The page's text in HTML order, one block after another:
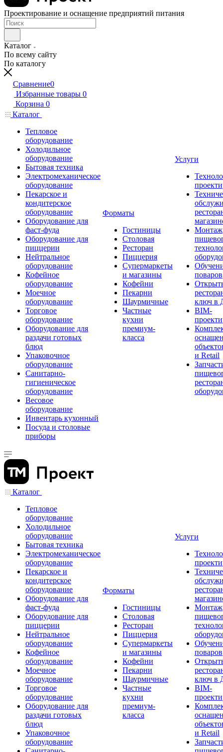
Проектирование и оснащение предприятий питания
Каталог
По всему сайту
По каталогу
Сравнение0
Избранные товары 0
Корзина 0
Каталог
Тепловое
оборудование
Холодильное
оборудование
Бытовая техника
Электромеханическое
оборудование
Пекарское и
кондитерское
оборудование
Оборудование для
фаст-фуда
Оборудование для
пиццерии
Нейтральное
оборудование
Кофейное
оборудование
Моечное
оборудование
Торговое
оборудование
Оборудование для
раздачи готовых
блюд
Упаковочное
оборудование
Санитарно-
гигиеническое
оборудование
Весовое
оборудование
Инвентарь кухонный
Посуда и столовые
приборы
Форматы
Гостиницы
Столовая
Ресторан
Пиццерия
Супермаркеты
и магазины
Кофейни
Пекарни
Шаурмичные
Частные
кухни
премиум-
класса
Услуги
Монтаж
поваров
ключ в
BIM-
и Retail
Каталог
Тепловое
оборудование
Холодильное
оборудование
Бытовая техника
Электромеханическое
оборудование
Пекарское и
кондитерское
оборудование
Оборудование для
фаст-фуда
Оборудование для
пиццерии
Нейтральное
оборудование
Кофейное
оборудование
Моечное
оборудование
Торговое
оборудование
Оборудование для
раздачи готовых
блюд
Упаковочное
оборудование
Форматы
Гостиницы
Столовая
Ресторан
Пиццерия
Супермаркеты
и магазины
Кофейни
Пекарни
Шаурмичные
Частные
кухни
премиум-
класса
Услуги
Монтаж
поваров
ключ в
BIM-
и Retail